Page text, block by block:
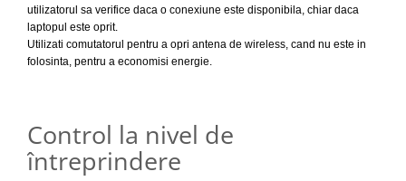
utilizatorul sa verifice daca o conexiune este disponibila, chiar daca
laptopul este oprit.
Utilizati comutatorul pentru a opri antena de wireless, cand nu este in
folosinta, pentru a economisi energie.
Control la nivel de
întreprindere